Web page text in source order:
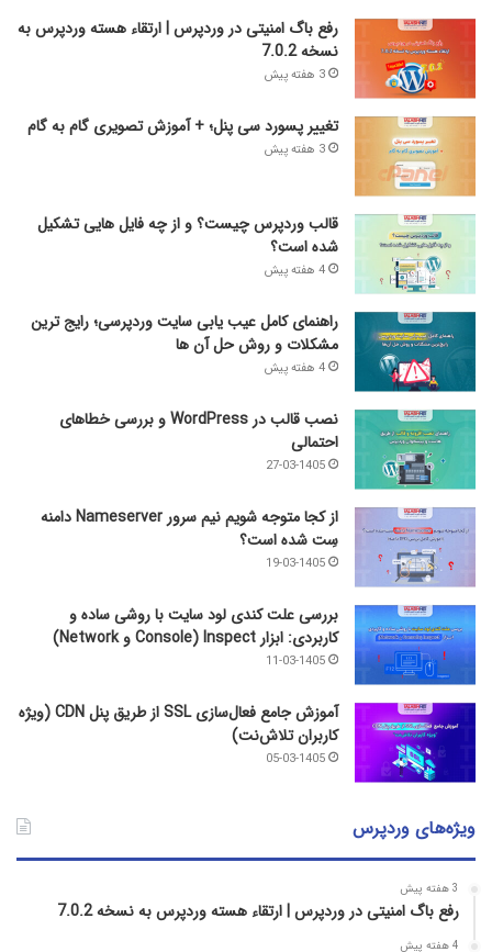
رفع باگ امنیتی در وردپرس | ارتقاء هسته وردپرس به
نسخه 7.0.2
3 هفته پیش
تغییر پسورد سی پنل؛ + آموزش تصویری گام به گام
3 هفته پیش
قالب وردپرس چیست؟ و از چه فایل­ هایی تشکیل
شده است؟
4 هفته پیش
راهنمای کامل عیب‌ یابی سایت وردپرسی؛ رایج‌ ترین
مشکلات و روش حل آن‌ ها
4 هفته پیش
نصب قالب در WordPress و بررسی خطاهای
احتمالی
27-03-1405
از کجا متوجه شویم نیم ‌سرور Nameserver دامنه
سِت شده است؟
19-03-1405
بررسی علت کندی لود سایت با روشی ساده و
کاربردی: ابزار Inspect (Console و Network)
11-03-1405
آموزش جامع فعال‌سازی SSL از طریق پنل CDN (ویژه
کاربران تلاش‌نت)
05-03-1405
ویژه‌های وردپرس
3 هفته پیش
رفع باگ امنیتی در وردپرس | ارتقاء هسته وردپرس به نسخه 7.0.2
4 هفته پیش